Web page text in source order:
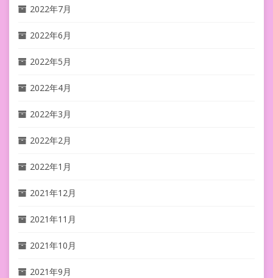
2022年7月
2022年6月
2022年5月
2022年4月
2022年3月
2022年2月
2022年1月
2021年12月
2021年11月
2021年10月
2021年9月